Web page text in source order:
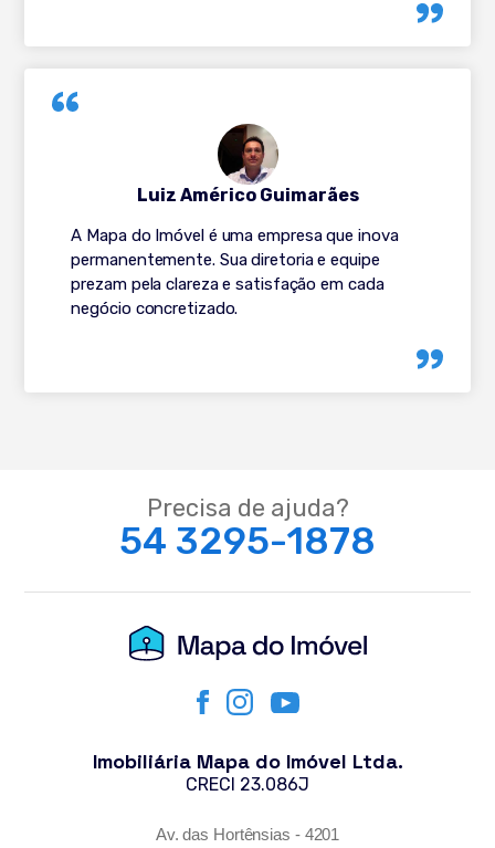
A Mapa do Imóvel é uma empresa que inova
permanentemente. Sua diretoria e equipe
prezam pela clareza e satisfação em cada
negócio concretizado.
Luiz Américo Guimarães
Precisa de ajuda?
54 3295-1878
Imobiliária Mapa do Imóvel Ltda.
CRECI 23.086J
Av. das Hortênsias - 4201